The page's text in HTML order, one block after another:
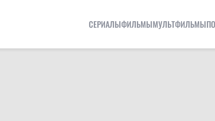
СЕРИАЛЫФИЛЬМЫМУЛЬТФИЛЬМЫ